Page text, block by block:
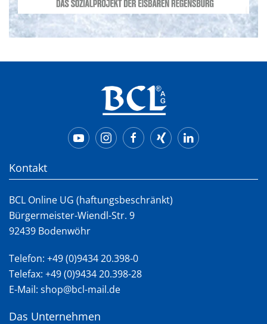
Kontakt
BCL Online UG (haftungsbeschränkt)
Bürgermeister-Wiendl-Str. 9
92439 Bodenwöhr
Telefon: +49 (0)9434 20.398-0
Telefax: +49 (0)9434 20.398-28
E-Mail: shop@bcl-mail.de
Das Unternehmen